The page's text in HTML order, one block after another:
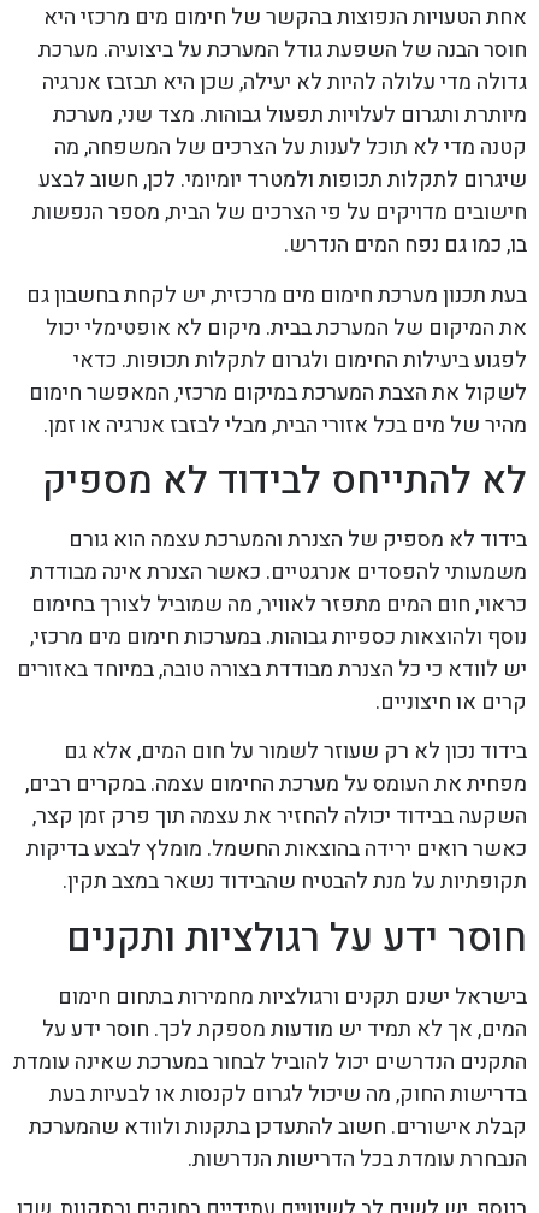
אחת הטעויות הנפוצות בהקשר של חימום מים מרכזי היא
חוסר הבנה של השפעת גודל המערכת על ביצועיה. מערכת
גדולה מדי עלולה להיות לא יעילה, שכן היא תבזבז אנרגיה
מיותרת ותגרום לעלויות תפעול גבוהות. מצד שני, מערכת
קטנה מדי לא תוכל לענות על הצרכים של המשפחה, מה
שיגרום לתקלות תכופות ולמטרד יומיומי. לכן, חשוב לבצע
חישובים מדויקים על פי הצרכים של הבית, מספר הנפשות
בו, כמו גם נפח המים הנדרש.
בעת תכנון מערכת חימום מים מרכזית, יש לקחת בחשבון גם
את המיקום של המערכת בבית. מיקום לא אופטימלי יכול
לפגוע ביעילות החימום ולגרום לתקלות תכופות. כדאי
לשקול את הצבת המערכת במיקום מרכזי, המאפשר חימום
מהיר של מים בכל אזורי הבית, מבלי לבזבז אנרגיה או זמן.
לא להתייחס לבידוד לא מספיק
בידוד לא מספיק של הצנרת והמערכת עצמה הוא גורם
משמעותי להפסדים אנרגטיים. כאשר הצנרת אינה מבודדת
כראוי, חום המים מתפזר לאוויר, מה שמוביל לצורך בחימום
נוסף ולהוצאות כספיות גבוהות. במערכות חימום מים מרכזי,
יש לוודא כי כל הצנרת מבודדת בצורה טובה, במיוחד באזורים
קרים או חיצוניים.
בידוד נכון לא רק שעוזר לשמור על חום המים, אלא גם
מפחית את העומס על מערכת החימום עצמה. במקרים רבים,
השקעה בבידוד יכולה להחזיר את עצמה תוך פרק זמן קצר,
כאשר רואים ירידה בהוצאות החשמל. מומלץ לבצע בדיקות
תקופתיות על מנת להבטיח שהבידוד נשאר במצב תקין.
חוסר ידע על רגולציות ותקנים
בישראל ישנם תקנים ורגולציות מחמירות בתחום חימום
המים, אך לא תמיד יש מודעות מספקת לכך. חוסר ידע על
התקנים הנדרשים יכול להוביל לבחור במערכת שאינה עומדת
בדרישות החוק, מה שיכול לגרום לקנסות או לבעיות בעת
קבלת אישורים. חשוב להתעדכן בתקנות ולוודא שהמערכת
הנבחרת עומדת בכל הדרישות הנדרשות.